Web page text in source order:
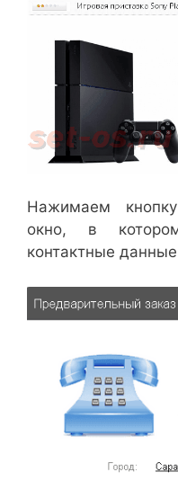
Нажимаем
окно, в
контактные